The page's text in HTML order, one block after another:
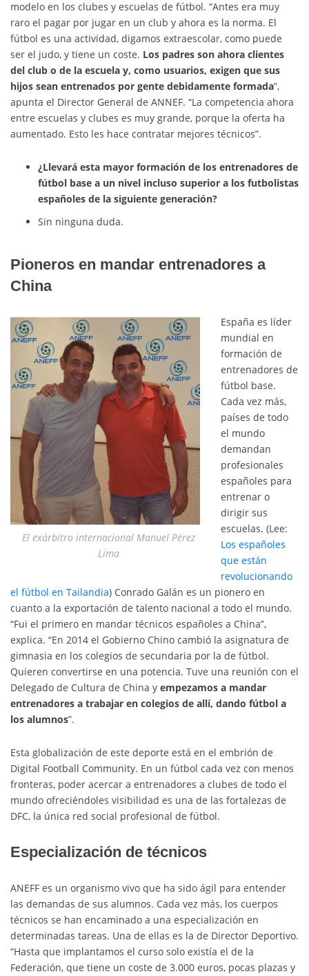
modelo en los clubes y escuelas de fútbol. “Antes era muy
raro el pagar por jugar en un club y ahora es la norma. El
fútbol es una actividad, digamos extraescolar, como puede
ser el judo, y tiene un coste. Los padres son ahora clientes
del club o de la escuela y, como usuarios, exigen que sus
hijos sean entrenados por gente debidamente formada”,
apunta el Director General de ANNEF. “La competencia ahora
entre escuelas y clubes es muy grande, porque la oferta ha
aumentado. Esto les hace contratar mejores técnicos”.
¿Llevará esta mayor formación de los entrenadores de
fútbol base a un nivel incluso superior a los futbolistas
españoles de la siguiente generación?
Sin ninguna duda.
Pioneros en mandar entrenadores a
China
El exárbitro internacional Manuel Pérez
Lima
España es líder
mundial en
formación de
entrenadores de
fútbol base.
Cada vez más,
países de todo
el mundo
demandan
profesionales
españoles para
entrenar o
dirigir sus
escuelas. (Lee:
Los españoles
que están
revolucionando
el fútbol en Tailandia) Conrado Galán es un pionero en
cuanto a la exportación de talento nacional a todo el mundo.
“Fui el primero en mandar técnicos españoles a China”,
explica. “En 2014 el Gobierno Chino cambió la asignatura de
gimnasia en los colegios de secundaria por la de fútbol.
Quieren convertirse en una potencia. Tuve una reunión con el
Delegado de Cultura de China y empezamos a mandar
entrenadores a trabajar en colegios de allí, dando fútbol a
los alumnos”.
Esta globalización de este deporte está en el embrión de
Digital Football Community. En un fútbol cada vez con menos
fronteras, poder acercar a entrenadores a clubes de todo el
mundo ofreciéndoles visibilidad es una de las fortalezas de
DFC, la única red social profesional de fútbol.
Especialización de técnicos
ANEFF es un organismo vivo que ha sido ágil para entender
las demandas de sus alumnos. Cada vez más, los cuerpos
técnicos se han encaminado a una especialización en
determinadas tareas. Una de ellas es la de Director Deportivo.
“Hasta que implantamos el curso solo existía el de la
Federación, que tiene un coste de 3.000 euros, pocas plazas y